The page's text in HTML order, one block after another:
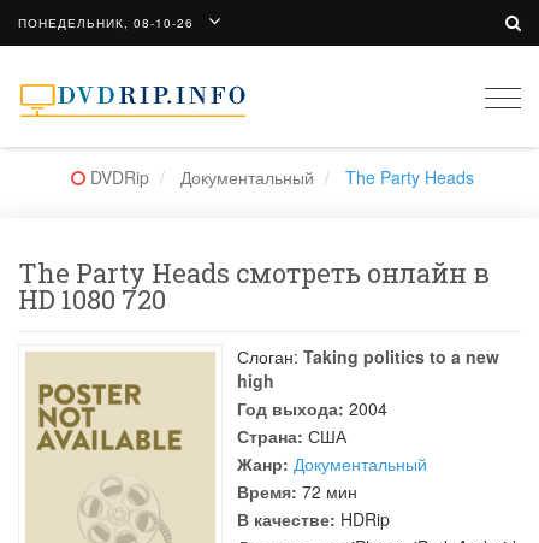
ПОНЕДЕЛЬНИК, 08-10-26
DVDRip Документальный The Party Heads
The Party Heads смотреть онлайн в
HD 1080 720
Слоган: Taking politics to a new
high
Год выхода: 2004
Страна: США
Жанр: Документальный
Время: 72 мин
В качестве: HDRip